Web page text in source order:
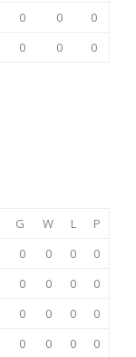
0 0
0
0 0 0
G W L
P
0 0 0
0
0 0 0
0
0 0 0
0
0 0 0
0